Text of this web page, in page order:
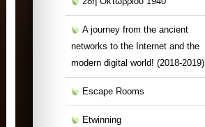
A journey from the ancient
networks to the Internet and the
modern digital world! (2018-2019)
Escape Rooms
Etwinning